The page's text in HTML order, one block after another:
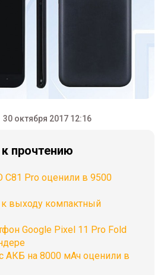
30 октября 2017 12:16
прочтению
C81 Pro оценили в 9500
к выходу компактный
Google Pixel 11 Pro Fold
АКБ на 8000 мАч оценили в